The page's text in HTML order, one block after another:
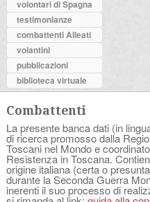
volontari di Spagna
testimonianze
combattenti Alleati
volantini
pubblicazioni
biblioteca virtuale
Combattenti
La presente banca dati (in
di ricerca promosso dalla
Toscani nel Mondo e
Resistenza in Toscana.
origine italiana (certa o
durante la Seconda Guerra
inerenti il suo processo di